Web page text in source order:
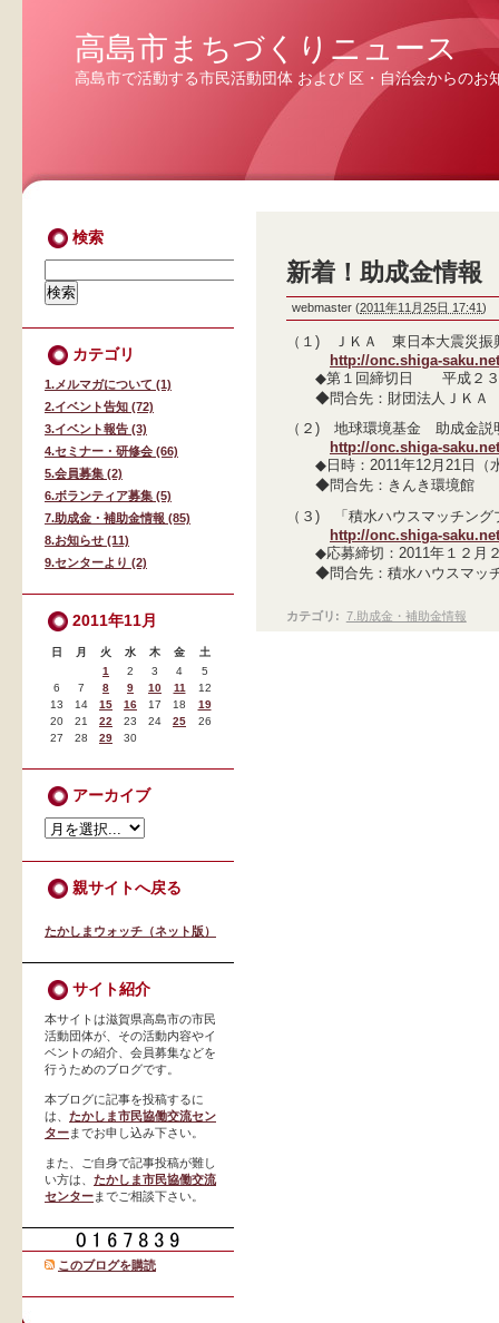
高島市まちづくりニュース
高島市で活動する市民活動団体 および 区・自治会からのお
新着！助成金情
webmaster (2011年11月25日 17:41)
（１) ＪＫＡ 東日本大震災振
http://onc.shiga-
◆第１回締切日 平成２３
◆問合先：財団法人ＪＫＡ
（２) 地球環境基金 助成金説
http://onc.shiga-
◆日時：2011年12月21日（
◆問合先：きんき環境館
（３) 「積水ハウスマッチン
http://onc.shiga-
◆応募締切：2011年１２月
◆問合先：積水ハウスマッチ
カテゴリ : 7.助成金・補助金情報
検索
カテゴリ
1.メルマガについて (1)
2.イベント告知 (72)
3.イベント報告 (3)
4.セミナー・研修会 (66)
5.会員募集 (2)
6.ボランティア募集 (5)
7.助成金・補助金情報 (85)
8.お知らせ (11)
9.センターより (2)
2011年11月
日 月 火 水 木 金
土
1
2 3 4
5
6
7 8 9 10 11
12
13
14 15 16 17 18
19
20
21 22 23 24 25
26
27
28 29 30
アーカイブ
親サイトへ戻る
たかしまウォッチ（ネット版）
サイト紹介
本サイトは滋賀県高島市の市民
活動団体が、その活動内容やイ
ベントの紹介、会員募集などを
行うためのブログです。
本ブログに記事を投稿するに
は、 たかしま市民協働交流セン
ターまでお申し込み下さい。
また、ご自身で記事投稿が難し
い方は、 たかしま市民協働交流
センターまでご相談下さい。
このブログを購読